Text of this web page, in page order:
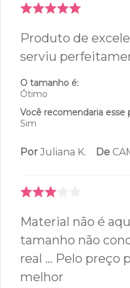
Produto de
serviu
O tamanho é:
Ótimo
Você recomendaria
Sim
Por Juliana K. De
Material não é
tamanho não
real ... Pelo preço
melhor